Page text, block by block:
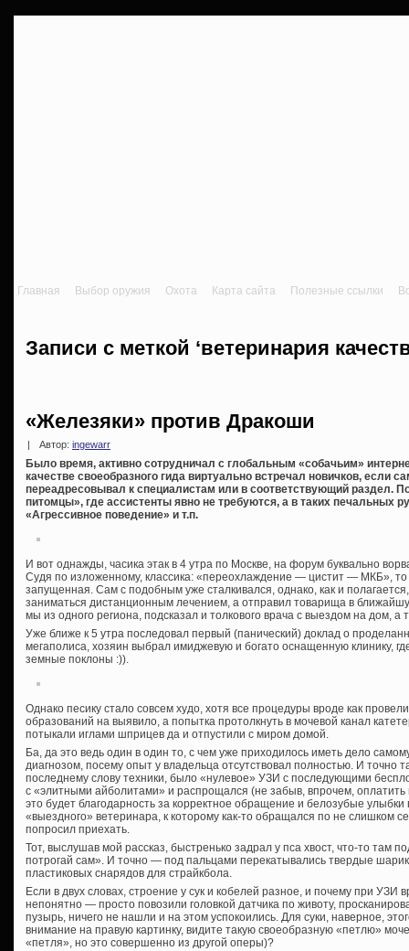
Главная Выбор оружия Охота Карта сайта Полезные ссылки
Записи с меткой ‘ветеринария
«Железяки» против Дракоши
Автор: ingewarr
Было время, активно сотрудничал с глобальным «собачьим»
качестве своеобразного гида виртуально встречал новичков, если
переадресовывал к специалистам или в соответствующий раздел.
питомцы», где ассистенты явно не требуются, а в таких печальных
«Агрессивное поведение» и т.п.
И вот однажды, часика этак в 4 утра по Москве, на форум буквально
Судя по изложенному, классика: «переохлаждение — цистит — МКБ»,
запущенная. Сам с подобным уже сталкивался, однако, как и
заниматься дистанционным лечением, а отправил товарища в
мы из одного региона, подсказал и толкового врача с выездом на дом, а
Уже ближе к 5 утра последовал первый (панический) доклад о
мегаполиса, хозяин выбрал имиджевую и богато оснащенную клинику,
земные поклоны :)).
Однако песику стало совсем худо, хотя все процедуры вроде как
образований на выявило, а попытка протолкнуть в мочевой канал
потыкали иглами шприцев да и отпустили с миром домой.
Ба, да это ведь один в один то, с чем уже приходилось иметь дело
диагнозом, посему опыт у владельца отсутствовал полностью. И точно
последнему слову техники, было «нулевое» УЗИ с последующими
с «элитными айболитами» и распрощался (не забыв, впрочем, оплатить
это будет благодарность за корректное обращение и белозубые улыбки
«выездного» ветеринара, к которому как-то обращался по не слишком
попросил приехать.
Тот, выслушав мой рассказ, быстренько задрал у пса хвост, что-то там
потрогай сам». И точно — под пальцами перекатывались твердые
пластиковых снарядов для страйкбола.
Если в двух словах, строение у сук и кобелей разное, и почему при УЗИ
непонятно — просто повозили головкой датчика по животу,
пузырь, ничего не нашли и на этом успокоились. Для суки, наверное,
внимание на правую картинку, видите такую своеобразную «петлю»
«петля», но это совершенно из другой оперы)?